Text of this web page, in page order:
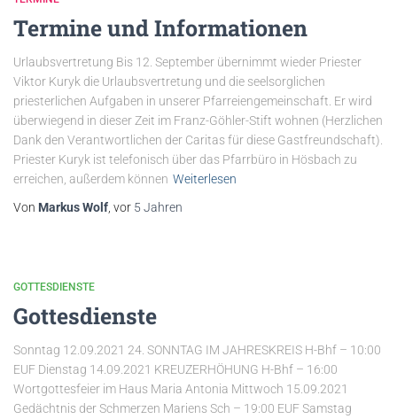
Termine und Informationen
Urlaubsvertretung Bis 12. September übernimmt wieder Priester
Viktor Kuryk die Urlaubsvertretung und die seelsorglichen
priesterlichen Aufgaben in unserer Pfarreiengemeinschaft. Er wird
überwiegend in dieser Zeit im Franz-Göhler-Stift wohnen (Herzlichen
Dank den Verantwortlichen der Caritas für diese Gastfreundschaft).
Priester Kuryk ist telefonisch über das Pfarrbüro in Hösbach zu
erreichen, außerdem können Weiterlesen
Von Markus Wolf , vor 5 Jahren
GOTTESDIENSTE
Gottesdienste
Sonntag 12.09.2021 24. SONNTAG IM JAHRESKREIS H-Bhf – 10:00
EUF Dienstag 14.09.2021 KREUZERHÖHUNG H-Bhf – 16:00
Wortgottesfeier im Haus Maria Antonia Mittwoch 15.09.2021
Gedächtnis der Schmerzen Mariens Sch – 19:00 EUF Samstag